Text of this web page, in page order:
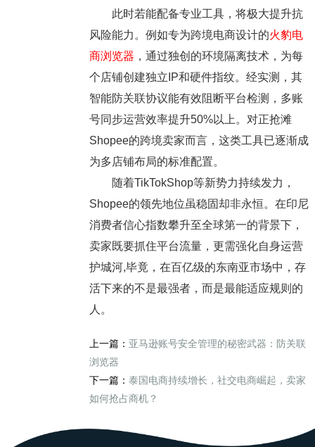
此时若能配备专业工具，将极大提升抗
风险能力。例如专为跨境电商设计的火豹电
商浏览器 ，通过独创的环境隔离技术，为每
个店铺创建独立IP和硬件指纹。经实测，其
智能防关联协议能有效阻断平台检测，多账
号同步运营效率提升50%以上。对正抢滩
Shopee的跨境卖家而言，这类工具已逐渐成
为多店铺布局的标准配置。
随着TikTokShop等新势力持续发力，
Shopee的领先地位虽稳固却非永恒。在印尼
消费者信心指数攀升至全球第一的背景下，
卖家既要抓住平台流量，更需强化自身运营
护城河,毕竟，在百亿级的东南亚市场中，存
活下来的不是最强者，而是最能适应规则的
人。
上一篇： 亚马逊账号安全管理的秘密武器：防关联
浏览器
下一篇： 泰国电商持续增长，社交电商崛起，卖家
如何抢占商机？